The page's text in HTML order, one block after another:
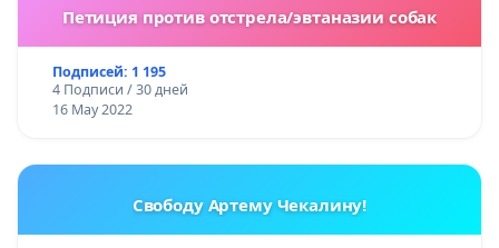
Петиция против отстрела/эвтаназии собак
Подписей: 1 195
4 Подписи / 30 дней
16 May 2022
Свободу Артему Чекалину!